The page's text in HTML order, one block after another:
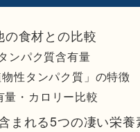
食材との比較
ンパク質含有量
性タンパク質」の特徴
・カロリー比較
まれる5つの凄い栄養